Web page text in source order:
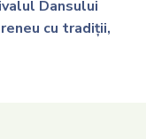
Dansului
cu tradiții,